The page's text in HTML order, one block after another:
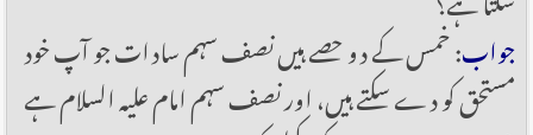
جواب: خمس کے دو حصے ہیں نصف سہم سادات جو آپ خود
مستحق کو دے سکتے ہیں، اور نصف سہم امام علیہ السلام ہے